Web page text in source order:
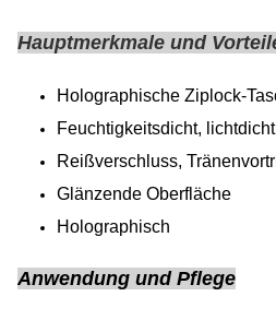
Hauptmerkmale und
Holographische Ziplock-
Feuchtigkeitsdicht,
Reißverschluss,
Glänzende Oberfläche
Holographisch
Anwendung und Pflege